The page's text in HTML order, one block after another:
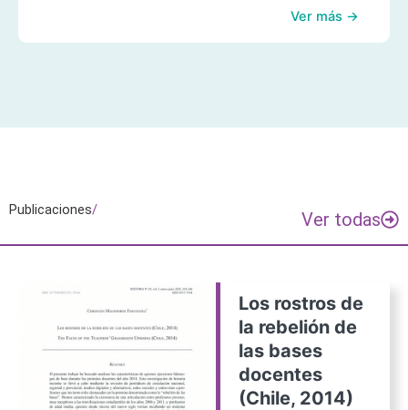
Ver más →
Publicaciones/ Ver todas
Los rostros de
la rebelión de
las bases
docentes
(Chile, 2014)